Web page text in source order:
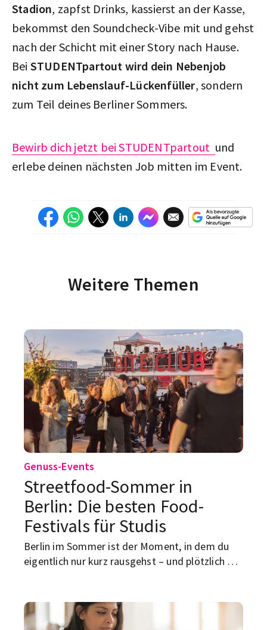
Stadion, zapfst Drinks, kassierst an der Kasse,
bekommst den Soundcheck-Vibe mit und gehst
nach der Schicht mit einer Story nach Hause.
Bei STUDENTpartout wird dein Nebenjob
nicht zum Lebenslauf-Lückenfüller, sondern
zum Teil deines Berliner Sommers.
Bewirb dich jetzt bei STUDENTpartout und
erlebe deinen nächsten Job mitten im Event.
Weitere Themen
Genuss-Events
Streetfood-Sommer in
Berlin: Die besten Food-
Festivals für Studis
Berlin im Sommer ist der Moment, in dem du
eigentlich nur kurz rausgehst – und plötzlich mit
zwischen Spree, Gleisdreieck und Prenzlauer
Berg landest.